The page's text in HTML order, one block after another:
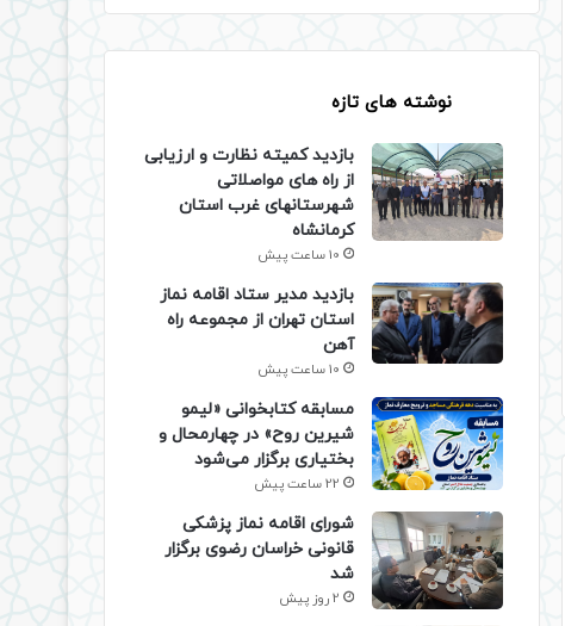
نوشته های تازه
بازدید کمیته نظارت و ارزیابی
از راه های مواصلاتی
شهرستانهای غرب استان
کرمانشاه
10 ساعت پیش
بازدید مدیر ستاد اقامه نماز
استان تهران از مجموعه راه
آهن
10 ساعت پیش
مسابقه کتابخوانی «لیمو
شیرین روح» در چهارمحال و
بختیاری برگزار می‌شود
22 ساعت پیش
شورای اقامه نماز پزشکی
قانونی خراسان رضوی برگزار
شد
2 روز پیش